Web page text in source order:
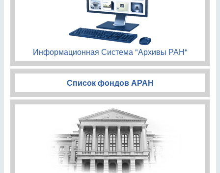
Информационная Система "Архивы РАН"
Список фондов АРАН